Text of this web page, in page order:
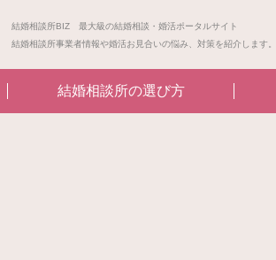
結婚相談所BIZ 最大級の結婚相談・婚活ポータルサイト
結婚相談所事業者情報や婚活お見合いの悩み、対策を紹介します。
結婚相談所の選び方